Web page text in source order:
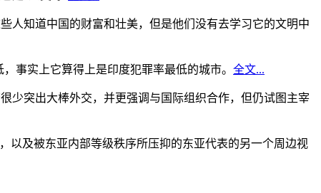
人知道中国的财富和壮美，但是他们没有去学习它的文明中
事实上它算得上是印度犯罪率最低的城市。 全文...
少突出大棒外交，并更强调与国际组织合作，但仍试图主宰
以及被东亚内部等级秩序所压抑的东亚代表的另一个周边视